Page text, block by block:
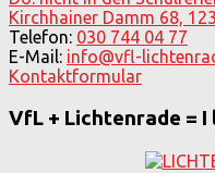
Kirchhainer Damm 68,
Telefon: 030 744 04 77
E-Mail: info@vfl-
Kontaktformular
VfL + Lichtenrade = I